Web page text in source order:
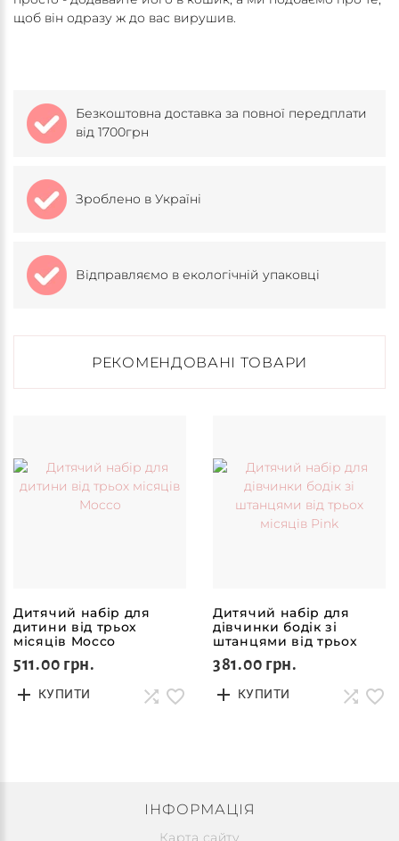
щоб він одразу ж до вас вирушив.
Безкоштовна доставка за повної передплати
від 1700грн
Зроблено в Україні
Відправляємо в екологічній упаковці
РЕКОМЕНДОВАНІ ТОВАРИ
Дитячий набір для
дитини від трьох
місяців Mocco
511.00 грн.
КУПИТИ
Дитячий набір для
дівчинки бодік зі
штанцями від трьох
місяців Pink
381.00 грн.
КУПИТИ
ІНФОРМАЦІЯ
Карта сайту